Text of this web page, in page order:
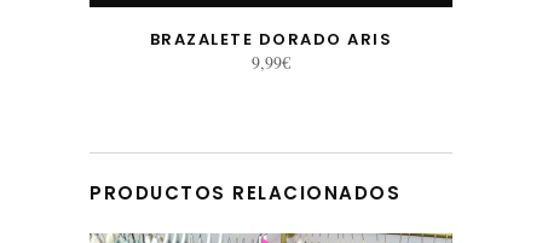
BRAZALETE DORADO ARIS
9,99€
PRODUCTOS RELACIONADOS
Este producto tiene múltiples variantes. Las opciones se pueden elegir en la página de producto